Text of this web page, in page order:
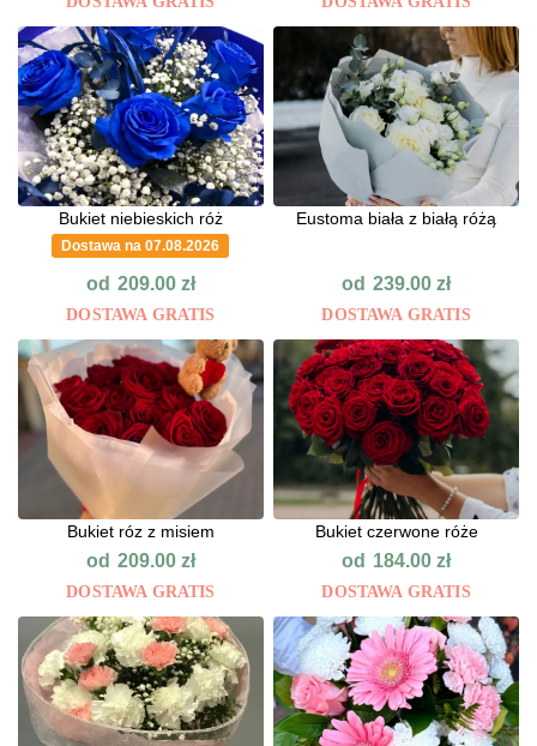
Bukiet niebieskich róż
Dostawa na 07.08.2026
od 209.00 zł
DOSTAWA GRATIS
Eustoma biała z białą różą
od 239.00zł
DOSTAWA GRATIS
Bukiet róz z misiem
od 209.00 zł
DOSTAWA GRATIS
Bukiet czerwone róże
od 184.00zł
DOSTAWA GRATIS